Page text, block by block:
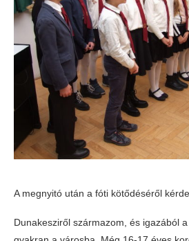
A megnyitó után a fóti kötődéséről
Dunakesziről származom, és igazából